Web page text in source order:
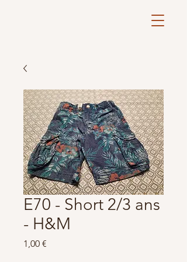
E70 - Short 2/3 ans
- H&M
1,00 €